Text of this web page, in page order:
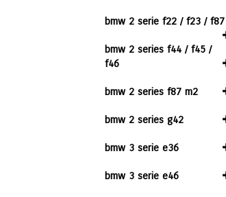
bmw 2 serie f22 / f23 / f87
bmw 2 series f44 / f45 /
f46
bmw 2 series f87 m2
bmw 2 series g42
bmw 3 serie e36
bmw 3 serie e46